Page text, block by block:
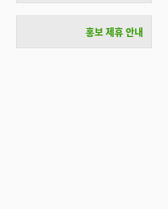
홍보 제휴 안내